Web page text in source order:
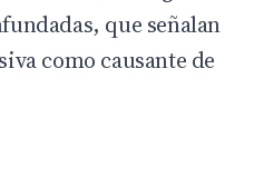
que señalan
como causante de